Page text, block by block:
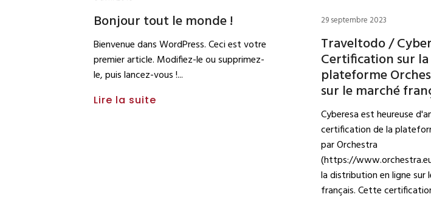
29 septembre 2023
Traveltodo /
Certification sur la
plateforme
sur le marché
Cyberesa est heureuse
certification de la
par Orchestra
(https://
la distribution en ligne sur
français. Cette
Bonjour tout le monde !
Bienvenue dans WordPress. Ceci est votre
premier article. Modifiez-le ou supprimez-
le, puis lancez-vous !
Lire la suite